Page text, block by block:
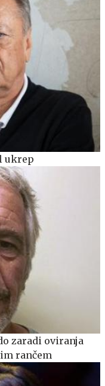
ukrep
zaradi oviranja
rančem